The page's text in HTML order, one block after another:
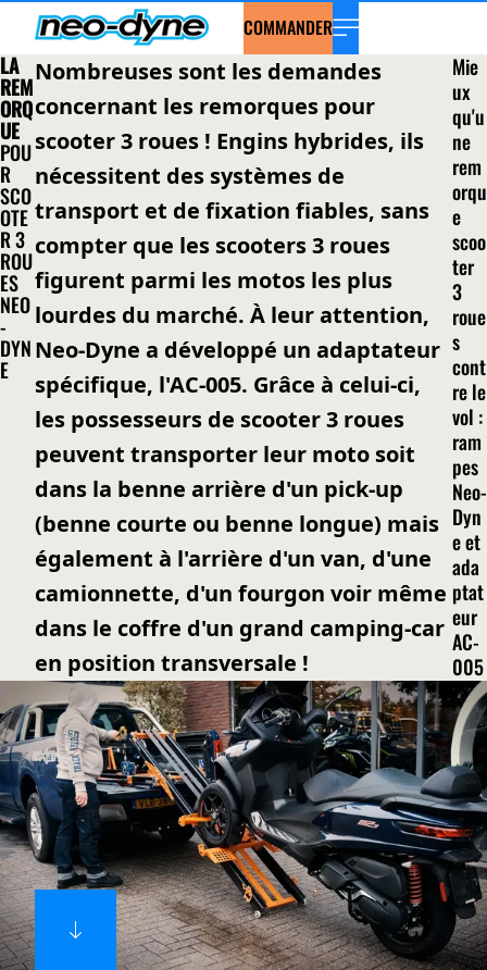
COMMANDER
LA
REM
ORQ
UE
POU
R
SCO
OTE
R 3
ROU
ES
NEO
-
DYN
E
Nombreuses sont les demandes
concernant les remorques pour
scooter 3 roues ! Engins hybrides, ils
nécessitent des systèmes de
transport et de fixation fiables, sans
compter que les scooters 3 roues
figurent parmi les motos les plus
lourdes du marché. À leur attention,
Neo-Dyne a développé un adaptateur
spécifique, l'AC-005. Grâce à celui-ci,
les possesseurs de scooter 3 roues
peuvent transporter leur moto soit
dans la benne arrière d'un pick-up
(benne courte ou benne longue) mais
également à l'arrière d'un van, d'une
camionnette, d'un fourgon voir même
dans le coffre d'un grand camping-car
en position transversale !
Mie
ux
qu'u
ne
rem
orqu
e
scoo
ter
3
roue
s
cont
re le
vol :
ram
pes
Neo-
Dyn
e et
ada
ptat
eur
AC-
005